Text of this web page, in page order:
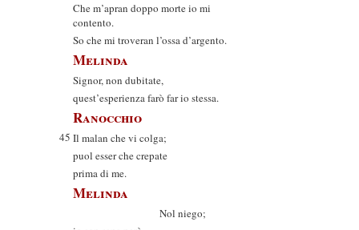
Che m’apran doppo morte io mi
contento.
So che mi troveran l’ossa d’argento.
Melinda
Signor, non dubitate,
quest’esperienza farò far io stessa.
Ranocchio
45 Il malan che vi colga;
puol esser che crepate
prima di me.
Melinda
Nol niego;